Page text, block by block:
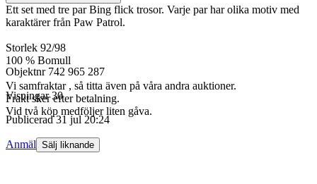
Ett set med tre par Bing flick trosor. Varje par har olika motiv med
karaktärer från Paw Patrol.
Storlek 92/98
100 % Bomull
Vi samfraktar , så titta även på våra andra auktioner.
Frakt sker efter betalning.
Vid två köp medföljer liten gåva.
Objektnr 742 965 287
Visningar 30
Publicerad 31 jul 20:24
Anmäl Sälj liknande